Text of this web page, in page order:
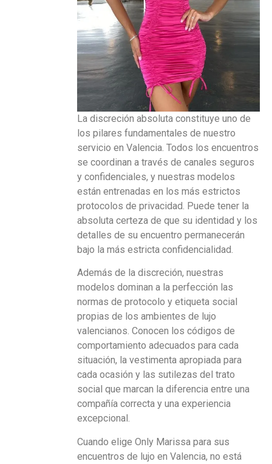
La discreción absoluta constituye uno de
los pilares fundamentales de nuestro
servicio en Valencia. Todos los encuentros
se coordinan a través de canales seguros
y confidenciales, y nuestras modelos
están entrenadas en los más estrictos
protocolos de privacidad. Puede tener la
absoluta certeza de que su identidad y los
detalles de su encuentro permanecerán
bajo la más estricta confidencialidad.
Además de la discreción, nuestras
modelos dominan a la perfección las
normas de protocolo y etiqueta social
propias de los ambientes de lujo
valencianos. Conocen los códigos de
comportamiento adecuados para cada
situación, la vestimenta apropiada para
cada ocasión y las sutilezas del trato
social que marcan la diferencia entre una
compañía correcta y una experiencia
excepcional.
Cuando elige Only Marissa para sus
encuentros de lujo en Valencia, no está